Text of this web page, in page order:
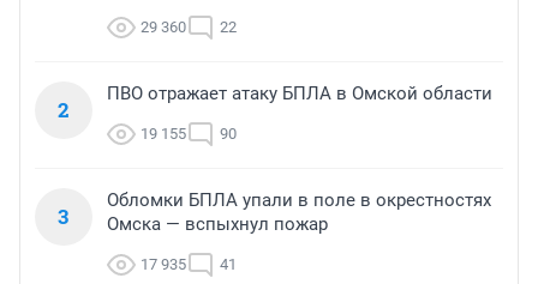
29 360 22
2
ПВО отражает атаку БПЛА в Омской области
19 155 90
3
Обломки БПЛА упали в поле в окрестностях
Омска — вспыхнул пожар
17 935 41